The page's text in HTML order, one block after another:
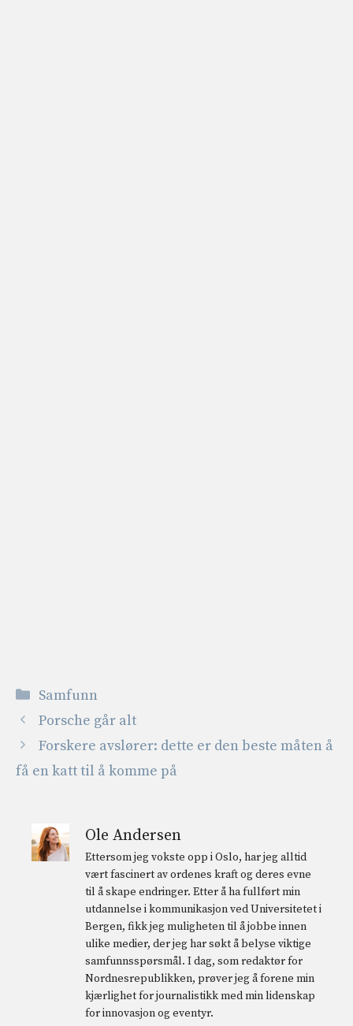
Kategorier
Samfunn
Porsche går alt
Forskere avslører: dette er den beste måten å
få en katt til å komme på
Ole Andersen
Ettersom jeg vokste opp i Oslo, har jeg alltid
vært fascinert av ordenes kraft og deres evne
til å skape endringer. Etter å ha fullført min
utdannelse i kommunikasjon ved Universitetet i
Bergen, fikk jeg muligheten til å jobbe innen
ulike medier, der jeg har søkt å belyse viktige
samfunnsspørsmål. I dag, som redaktør for
Nordnesrepublikken, prøver jeg å forene min
kjærlighet for journalistikk med min lidenskap
for innovasjon og eventyr.